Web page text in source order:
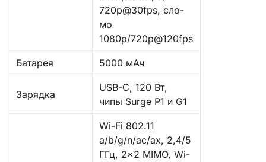
720p@30fps, сло-
мо
1080p/720p@120fps
Батарея 5000 мАч
Зарядка
USB-C, 120 Вт,
чипы Surge P1 и G1
Wi-Fi 802.11
a/b/g/n/ac/ax, 2,4/5
ГГц, 2×2 MIMO, Wi-